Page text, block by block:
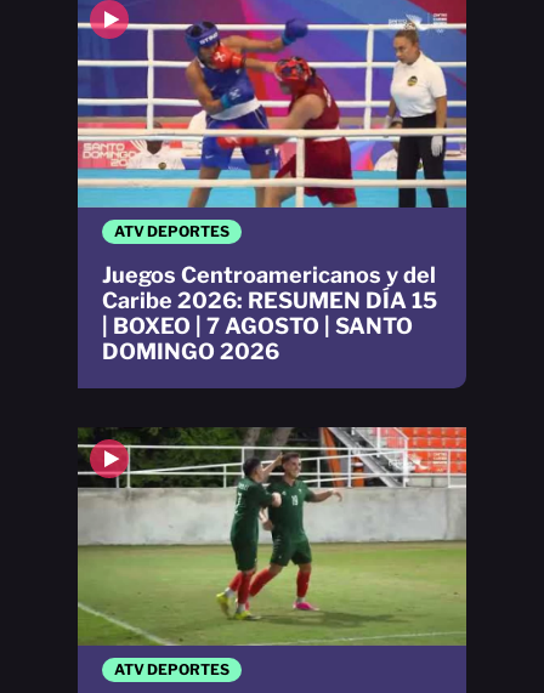
ATV DEPORTES
ATV DEPORTES
Juegos Centroamericanos y del
Caribe 2026: RESUMEN DÍA 15
| BOXEO | 7 AGOSTO | SANTO
DOMINGO 2026